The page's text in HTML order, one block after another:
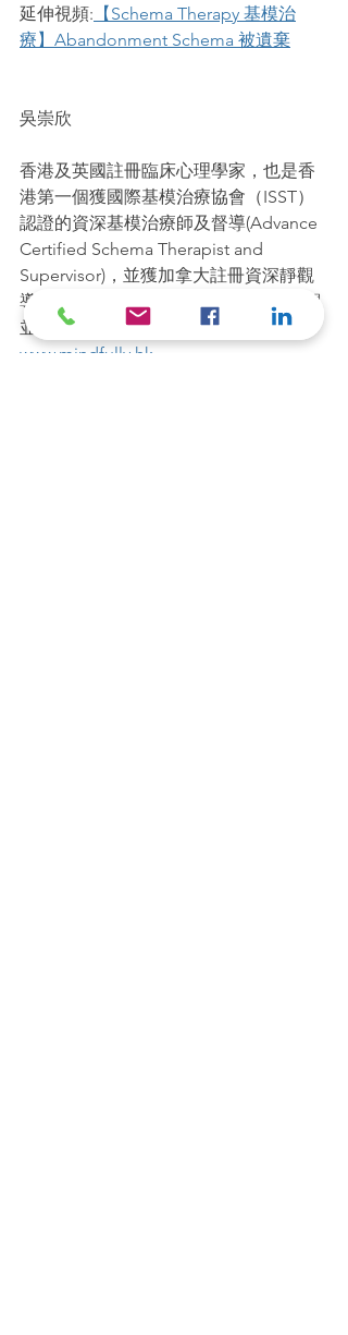
延伸視頻: 【Schema Therapy 基模治
療】Abandonment Schema 被遺棄
吳崇欣
香港及英國註冊臨床心理學家，也是香
港第一個獲國際基模治療協會（ISST）
認證的資深基模治療師及督導(Advance
Certified Schema Therapist and
Supervisor)，並獲加拿大註冊資深靜觀
導師資格。創辦公司Mindfully,推廣靜觀
並提供專業心理治療服務。
www.mindfully.hk